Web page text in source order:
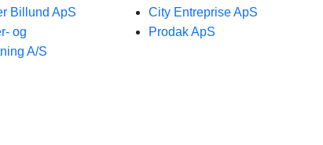
Billund ApS
og
A/S
City Entreprise ApS
Prodak ApS